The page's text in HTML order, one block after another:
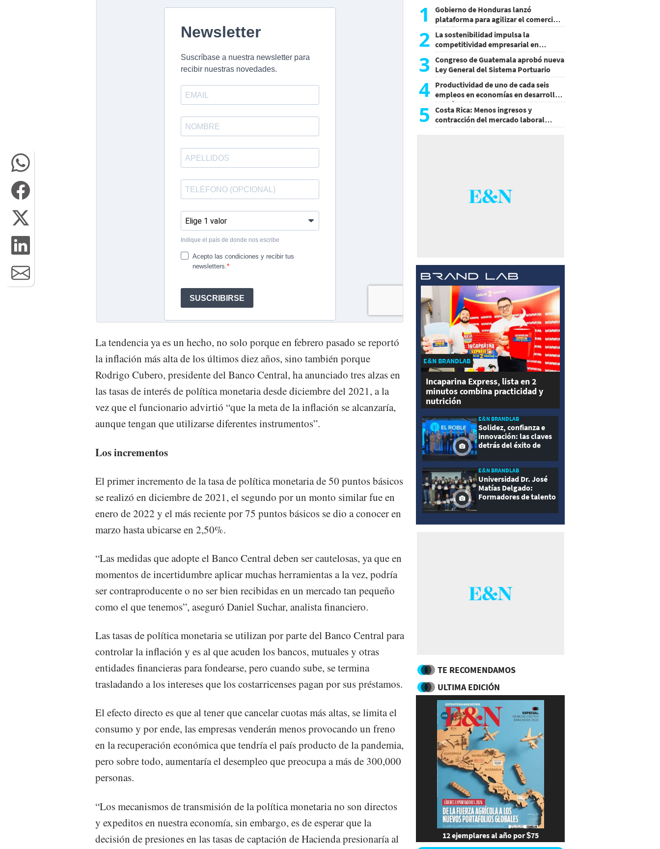
La tendencia ya es un hecho, no solo porque en febrero pasado se reportó
la inflación más alta de los últimos diez años, sino también porque
Rodrigo Cubero, presidente del Banco Central, ha anunciado tres alzas en
las tasas de interés de política monetaria desde diciembre del 2021, a la
vez que el funcionario advirtió “que la meta de la inflación se alcanzaría,
aunque tengan que utilizarse diferentes instrumentos”.
Los incrementos
El primer incremento de la tasa de política monetaria de 50 puntos básicos
se realizó en diciembre de 2021, el segundo por un monto similar fue en
enero de 2022 y el más reciente por 75 puntos básicos se dio a conocer en
marzo hasta ubicarse en 2,50%.
“Las medidas que adopte el Banco Central deben ser cautelosas, ya que en
momentos de incertidumbre aplicar muchas herramientas a la vez, podría
ser contraproducente o no ser bien recibidas en un mercado tan pequeño
como el que tenemos”, aseguró Daniel Suchar, analista financiero.
Las tasas de política monetaria se utilizan por parte del Banco Central para
controlar la inflación y es al que acuden los bancos, mutuales y otras
entidades financieras para fondearse, pero cuando sube, se termina
trasladando a los intereses que los costarricenses pagan por sus préstamos.
El efecto directo es que al tener que cancelar cuotas más altas, se limita el
consumo y por ende, las empresas venderán menos provocando un freno
en la recuperación económica que tendría el país producto de la pandemia,
pero sobre todo, aumentaría el desempleo que preocupa a más de 300,000
personas.
“Los mecanismos de transmisión de la política monetaria no son directos
y expeditos en nuestra economía, sin embargo, es de esperar que la
decisión de presiones en las tasas de captación de Hacienda presionaría al
1
Gobierno de Honduras lanzó
plataforma para agilizar el comercio
exterior
2 La sostenibilidad impulsa la
competitividad empresarial en
Guatemala
3 Congreso de Guatemala aprobó nueva
Ley General del Sistema Portuario
4 Productividad de uno de cada seis
empleos en economías en desarrollo
podría mejorar por la IA
5
Costa Rica: Menos ingresos y
contracción del mercado laboral
causan baja del consumo
E&N BRANDLAB
Incaparina Express, lista en 2
minutos combina practicidad y
nutrición
E&N BRANDLAB
Solidez, confianza e
innovación: las claves
detrás del éxito de
E&N BRANDLAB
Universidad Dr. José
Matías Delgado:
Formadores de talento
TE RECOMENDAMOS
ULTIMA EDICIÓN
12 ejemplares al año por $75